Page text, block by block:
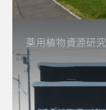
薬用植物資源研